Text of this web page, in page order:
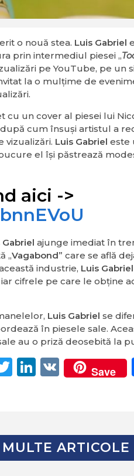
o nouă stea. Luis Gabriel
prin intermediul piesei „
pe YouTube, pe un
la o mulţime de
cu un cover al piesei lui
cum însuşi artistul a
vizualizări. Luis Gabriel este
el îşi păstrează
aici ->
Gabriel ajunge imediat în
„Vagabond” care se află
industrie, Luis Gabriel
cifrele pe care le obţine
Luis Gabriel se
în piesele sale.
au o priză deosebită la
Twitter
LinkedIn
VK Save
ARTICOLE